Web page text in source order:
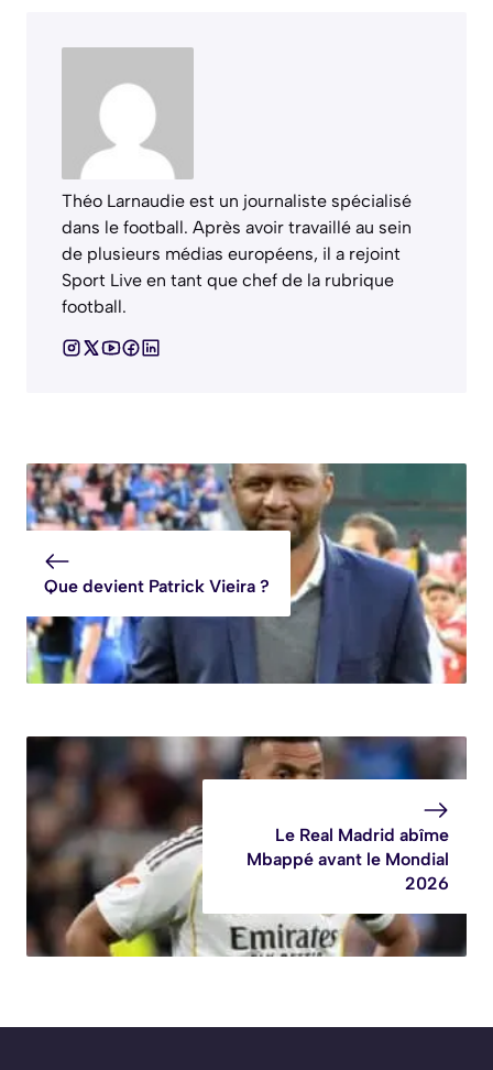
Théo Larnaudie est un journaliste spécialisé
dans le football. Après avoir travaillé au sein
de plusieurs médias européens, il a rejoint
Sport Live en tant que chef de la rubrique
football.
Que devient Patrick Vieira ?
Le Real Madrid abîme
Mbappé avant le Mondial
2026